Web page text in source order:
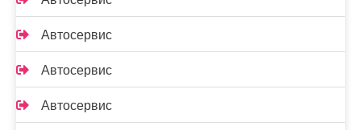
Автосервис
Автосервис
Автосервис